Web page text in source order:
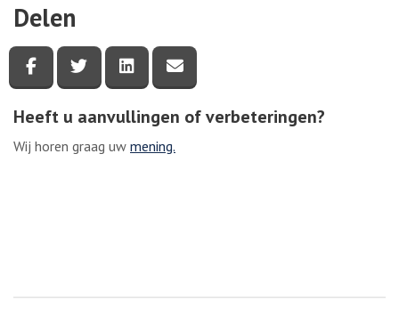
Delen
Deel deze pagina via Facebook
Deel deze pagina via Twitter
Deel deze pagina via LinkedIn
Heeft u aanvullingen of verbeteringen?
Wij horen graag uw mening.